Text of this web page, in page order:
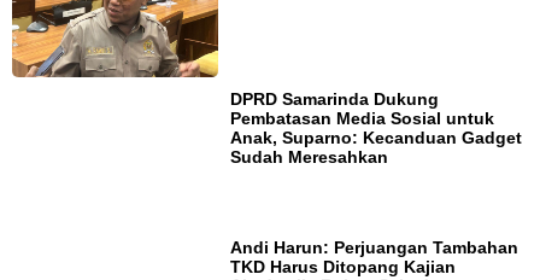
DPRD Samarinda Dukung
Pembatasan Media Sosial untuk
Anak, Suparno: Kecanduan Gadget
Sudah Meresahkan
Andi Harun: Perjuangan Tambahan
TKD Harus Ditopang Kajian